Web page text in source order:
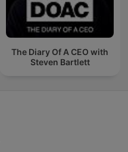
The Diary Of A CEO with
Steven Bartlett